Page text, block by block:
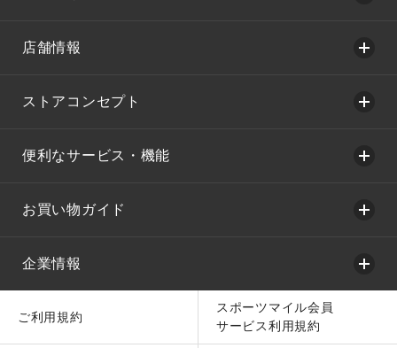
店舗情報
ストアコンセプト
便利なサービス・機能
お買い物ガイド
企業情報
ご利用規約
スポーツマイル会員
サービス利用規約